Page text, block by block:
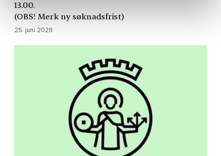
13.00.
(OBS! Merk ny søknadsfrist)
25. juni 2026